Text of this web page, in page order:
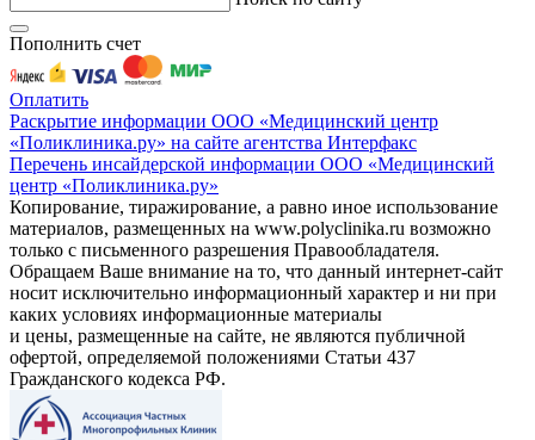
Пополнить счет
Оплатить
Раскрытие информации ООО «Медицинский центр
«Поликлиника.ру» на сайте агентства Интерфакс
Перечень инсайдерской информации ООО «Медицинский
центр «Поликлиника.ру»
Копирование, тиражирование, а равно иное использование
материалов, размещенных на www.polyclinika.ru возможно
только с письменного разрешения Правообладателя.
Обращаем Ваше внимание на то, что данный интернет-сайт
носит исключительно информационный характер и ни при
каких условиях информационные материалы
и цены, размещенные на сайте, не являются публичной
офертой, определяемой положениями Статьи 437
Гражданского кодекса РФ.